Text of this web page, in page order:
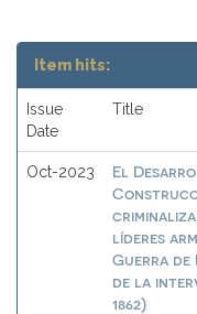
Item hits:
Issue
Date
Title
Oct-2023
El
líderes
Guerra de
de la
1862)